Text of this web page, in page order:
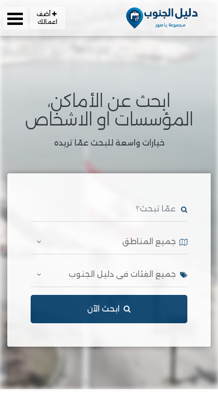
أضف
اعمالك
ابحث عن الأماكن،
المؤسسات او الاشخاص
خيارات واسعة للبحث عمّا تريده
ابحث الآن